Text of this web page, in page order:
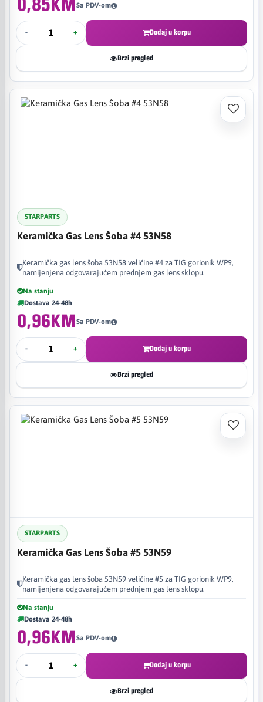
0,85KMSa PDV-om
- + Dodaj u korpu
Brzi pregled
STARPARTS
Keramička Gas Lens Šoba #4 53N58
Keramička gas lens šoba 53N58 veličine #4 za TIG gorionik WP9,
namijenjena odgovarajućem prednjem gas lens sklopu.
Na stanju
Dostava 24-48h
0,96KMSa PDV-om
- + Dodaj u korpu
Brzi pregled
STARPARTS
Keramička Gas Lens Šoba #5 53N59
Keramička gas lens šoba 53N59 veličine #5 za TIG gorionik WP9,
namijenjena odgovarajućem prednjem gas lens sklopu.
Na stanju
Dostava 24-48h
0,96KMSa PDV-om
- + Dodaj u korpu
Brzi pregled